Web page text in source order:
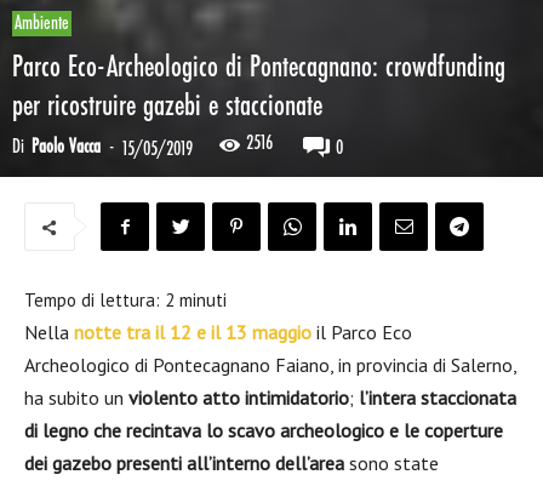
Ambiente
Parco Eco-Archeologico di Pontecagnano: crowdfunding
per ricostruire gazebi e staccionate
Di Paolo Vacca - 15/05/2019 2516 0
Tempo di lettura: 2 minuti
Nella notte tra il 12 e il 13 maggio il Parco Eco
Archeologico di Pontecagnano Faiano, in provincia di Salerno,
ha subito un violento atto intimidatorio; l’intera staccionata
di legno che recintava lo scavo archeologico e le coperture
dei gazebo presenti all’interno dell’area sono state